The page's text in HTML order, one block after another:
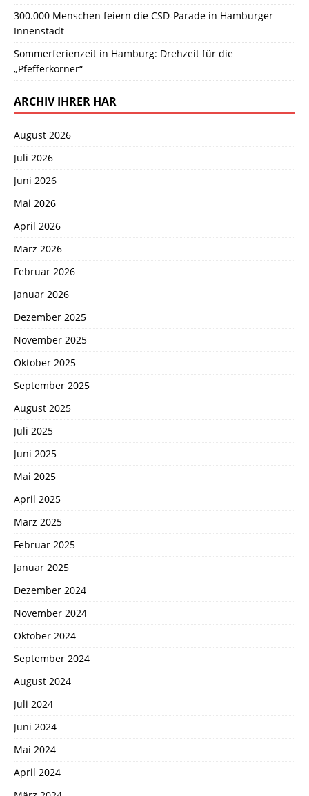
300.000 Menschen feiern die CSD-Parade in Hamburger
Innenstadt
Sommerferienzeit in Hamburg: Drehzeit für die
„Pfefferkörner“
ARCHIV IHRER HAR
August 2026
Juli 2026
Juni 2026
Mai 2026
April 2026
März 2026
Februar 2026
Januar 2026
Dezember 2025
November 2025
Oktober 2025
September 2025
August 2025
Juli 2025
Juni 2025
Mai 2025
April 2025
März 2025
Februar 2025
Januar 2025
Dezember 2024
November 2024
Oktober 2024
September 2024
August 2024
Juli 2024
Juni 2024
Mai 2024
April 2024